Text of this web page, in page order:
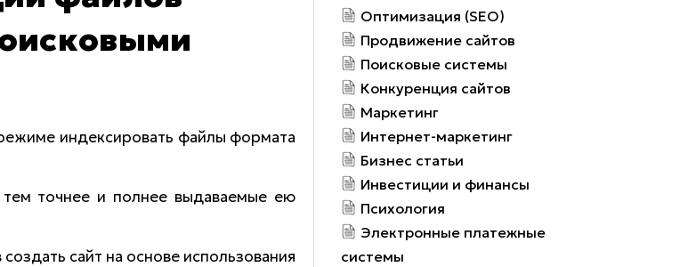
индексировать файлы формата
точнее и полнее выдаваемые ею
сайт на основе использования
Оптимизация (SEO)
Продвижение сайтов
Поисковые системы
Конкуренция сайтов
Маркетинг
Интернет-маркетинг
Бизнес статьи
Инвестиции и финансы
Психология
Электронные платежные
системы